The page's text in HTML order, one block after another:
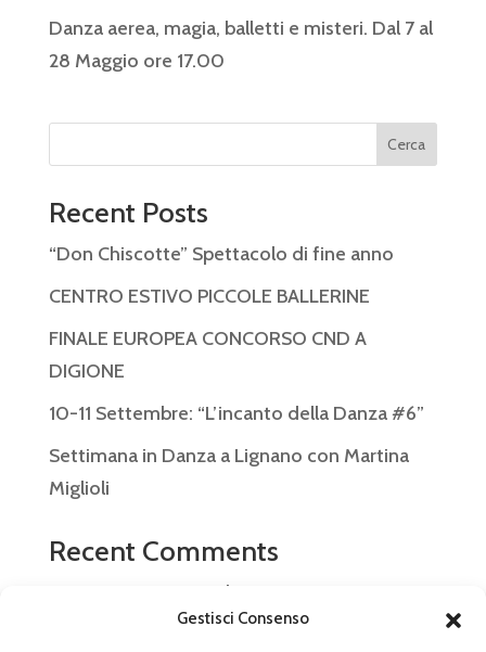
Gestisci Consenso
Danza aerea, magia, balletti e misteri. Dal 7 al
28 Maggio ore 17.00
Cerca
Recent Posts
“Don Chiscotte” Spettacolo di fine anno
CENTRO ESTIVO PICCOLE BALLERINE
FINALE EUROPEA CONCORSO CND A
DIGIONE
10-11 Settembre: “L’incanto della Danza #6”
Settimana in Danza a Lignano con Martina
Miglioli
Recent Comments
Nessun commento da mostrare.